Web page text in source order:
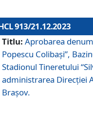
913/21.12.2023
Titlu: Aprobarea
Popescu Colibași”,
Stadionul Tineretului
administrarea Direcției
Brașov.